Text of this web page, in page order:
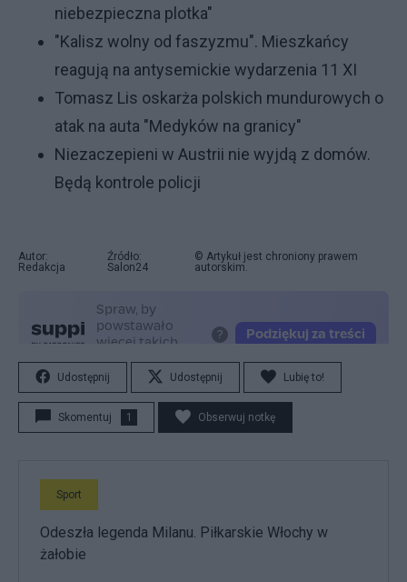
niebezpieczna plotka"
"Kalisz wolny od faszyzmu". Mieszkańcy
reagują na antysemickie wydarzenia 11 XI
Tomasz Lis oskarża polskich mundurowych o
atak na auta "Medyków na granicy"
Niezaczepieni w Austrii nie wyjdą z domów.
Będą kontrole policji
Autor:
Redakcja
Źródło:
Salon24
© Artykuł jest chroniony prawem
autorskim.
Udostępnij Udostępnij Lubię to!
Skomentuj 1 Obserwuj notkę
Sport
Odeszła legenda Milanu. Piłkarskie Włochy w
żałobie